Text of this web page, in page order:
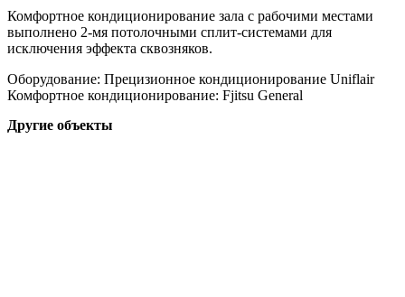
Комфортное кондиционирование зала с рабочими местами
выполнено 2-мя потолочными сплит-системами для
исключения эффекта сквозняков.
Оборудование: Прецизионное кондиционирование Uniflair
Комфортное кондиционирование: Fjitsu General
Другие объекты